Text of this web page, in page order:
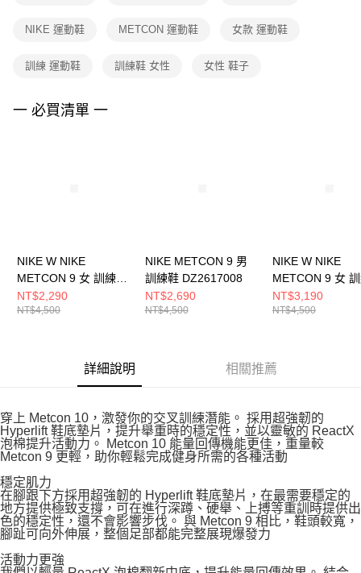
１．透過由恩沛科技股份有限公司提供之「AFTEE先享後付」服務完成之交
權轉讓予恩沛科技股份有限公司。
３．未成年的使用者請事先徵得法定代理人或監護人之同意方可使用
「AFTEE先享後付」，若未經同意申辦者引起之損失，本公司不負相關責
NIKE 運動鞋 METCON 運動鞋 女款 運動鞋
訓練 運動鞋 訓練鞋 女性 女性 鞋子
一 必買清單 一
NIKE W NIKE
METCON 9 女 訓練鞋
DZ2537401
NT$2,290
NT$4,500
NIKE METCON 9 男
訓練鞋 DZ2617008
NT$2,690
NT$4,500
NIKE W NIKE
METCON 9 女
DZ2537001
NT$3,190
NT$4,500
詳細說明 相關推薦
穿上 Metcon 10，激發你的交叉訓練潛能。 採用超強韌的
Hyperlift 鞋底墊片，提升舉重時的穩定性，並以靈敏的 ReactX
泡棉提升活動力。 Metcon 10 能量回傳機能更佳，重量較
Metcon 9 更輕，助你輕鬆完成健身所需的各種活動
穩定肌力
在腳跟下方採用超強韌的 Hyperlift 鞋底墊片，在最需要穩定的
地方提供極致支撐，可在進行深蹲、硬舉、上搏等重訓時提供出
色的穩定性，還不會影響步伐。 與 Metcon 9 相比，鞋頭較寬，
腳趾可向外伸展，整個足部都能完整展現爆發力
活動力更強